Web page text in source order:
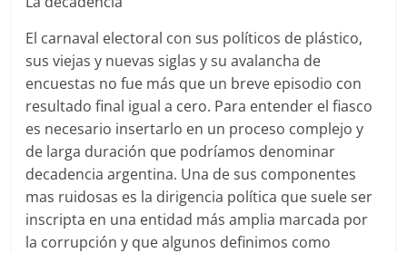
El carnaval electoral con sus políticos de plástico,
sus viejas y nuevas siglas y su avalancha de
encuestas no fue más que un breve episodio con
resultado final igual a cero. Para entender el fiasco
es necesario insertarlo en un proceso complejo y
de larga duración que podríamos denominar
decadencia argentina. Una de sus componentes
mas ruidosas es la dirigencia política que suele ser
inscripta en una entidad más amplia marcada por
la corrupción y que algunos definimos como